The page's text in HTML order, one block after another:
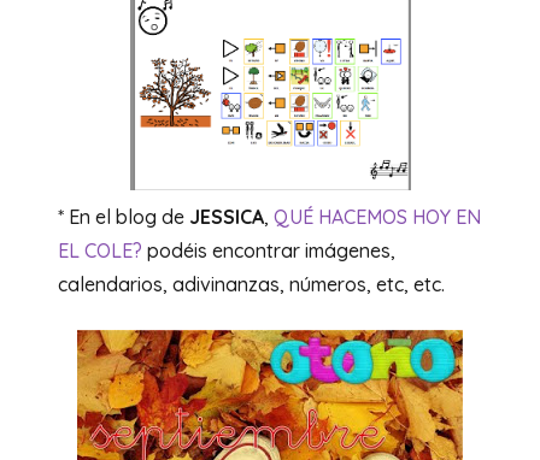
* En el blog de JESSICA, QUÉ HACEMOS HOY EN
EL COLE? podéis encontrar imágenes,
calendarios, adivinanzas, números, etc, etc.